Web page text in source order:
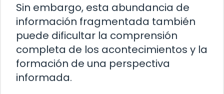
Sin embargo, esta abundancia de
información fragmentada también
puede dificultar la comprensión
completa de los acontecimientos y la
formación de una perspectiva
informada.